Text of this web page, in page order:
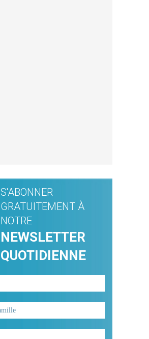
S'ABONNER
GRATUITEMENT À
NOTRE
NEWSLETTER
QUOTIDIENNE